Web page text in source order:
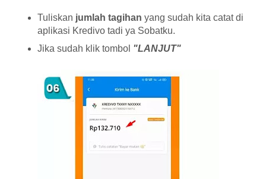
Tuliskan jumlah tagihan yang sudah kita catat di
aplikasi Kredivo tadi ya Sobatku.
Jika sudah klik tombol "LANJUT"